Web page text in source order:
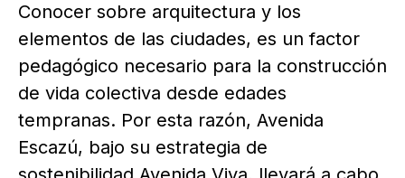
Conocer sobre arquitectura y los
elementos de las ciudades, es un factor
pedagógico necesario para la construcción
de vida colectiva desde edades
tempranas. Por esta razón, Avenida
Escazú, bajo su estrategia de